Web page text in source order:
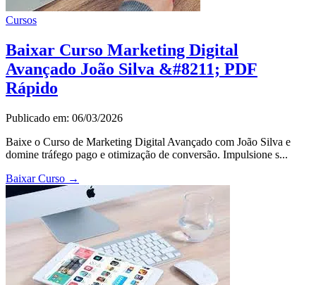
Cursos
Baixar Curso Marketing Digital
Avançado João Silva &#8211; PDF
Rápido
Publicado em: 06/03/2026
Baixe o Curso de Marketing Digital Avançado com João Silva e
domine tráfego pago e otimização de conversão. Impulsione s...
Baixar Curso →